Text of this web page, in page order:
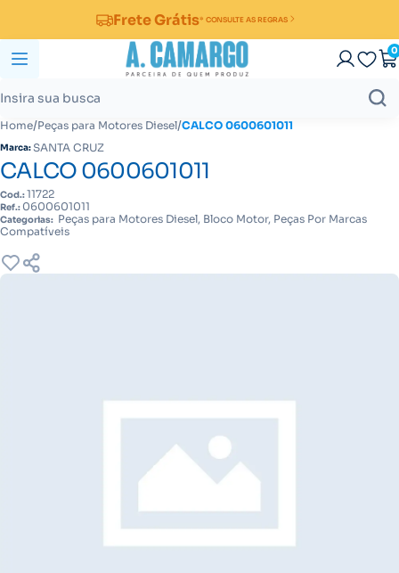
Frete Grátis* CONSULTE AS REGRAS
0
Home/Peças para Motores Diesel/CALCO 0600601011
Marca:SANTA CRUZ
CALCO 0600601011
Cod.:11722
Ref.: 0600601011
Categorias: Peças para Motores Diesel, Bloco Motor, Peças Por Marcas
Compatíveis